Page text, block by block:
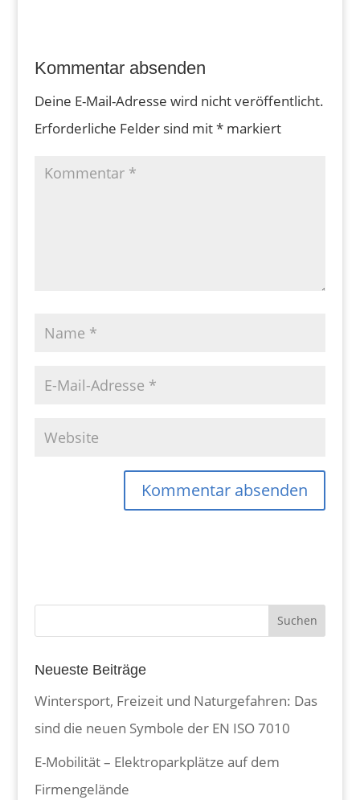
Kommentar absenden
Deine E-Mail-Adresse wird nicht veröffentlicht.
Erforderliche Felder sind mit*markiert
Neueste Beiträge
Wintersport, Freizeit und Naturgefahren: Das
sind die neuen Symbole der EN ISO 7010
E-Mobilität – Elektroparkplätze auf dem
Firmengelände